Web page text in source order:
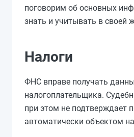
поговорим об основных
знать и учитывать в своей
Налоги
ФНС вправе получать
налогоплательщика.
при этом не подтверждает
автоматически объектом